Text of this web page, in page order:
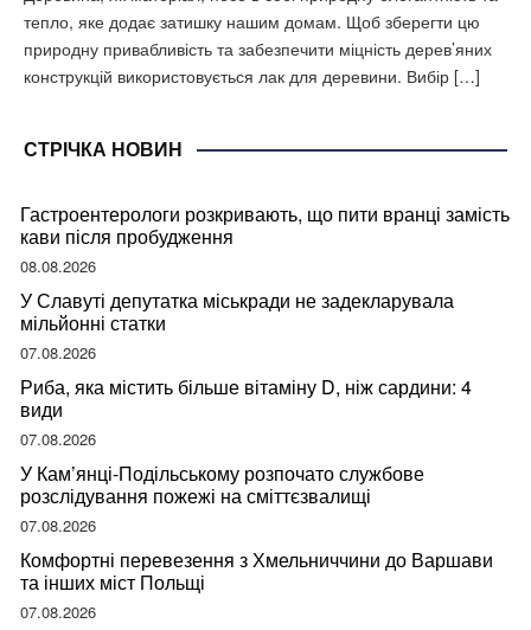
тепло, яке додає затишку нашим домам. Щоб зберегти цю
природну привабливість та забезпечити міцність дерев’яних
конструкцій використовується лак для деревини. Вибір […]
СТРІЧКА НОВИН
Гастроентерологи розкривають, що пити вранці замість
кави після пробудження
08.08.2026
У Славуті депутатка міськради не задекларувала
мільйонні статки
07.08.2026
Риба, яка містить більше вітаміну D, ніж сардини: 4
види
07.08.2026
У Кам’янці-Подільському розпочато службове
розслідування пожежі на сміттєзвалищі
07.08.2026
Комфортні перевезення з Хмельниччини до Варшави
та інших міст Польщі
07.08.2026